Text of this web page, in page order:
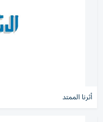
أثرنا الممتد